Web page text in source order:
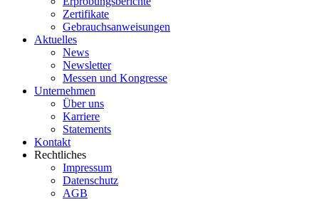
Zertifikate
Gebrauchsanweisungen
Aktuelles
News
Newsletter
Messen und Kongresse
Unternehmen
Über uns
Karriere
Statements
Kontakt
Rechtliches
Impressum
Datenschutz
AGB